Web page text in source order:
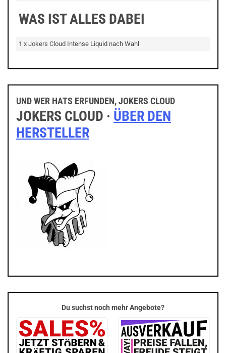
WAS IST ALLES DABEI
1 x Jokers Cloud Intense Liquid nach Wahl
UND WER HATS ERFUNDEN, JOKERS CLOUD
JOKERS CLOUD · ÜBER DEN
HERSTELLER
Du suchst noch mehr Angebote?